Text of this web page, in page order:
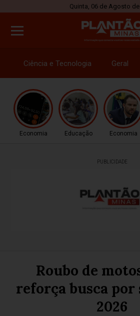
Quinta, 06 de Agosto
Ciência e Tecnologia Geral
Economia Educação Economia
PUBLICIDADE
Roubo de
reforça busca por
2026